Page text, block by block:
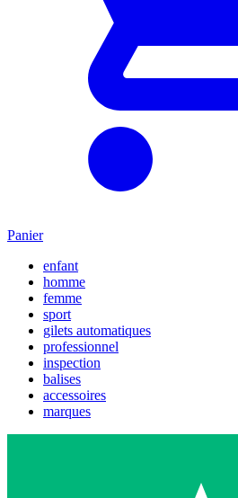
Panier
enfant
homme
femme
sport
gilets automatiques
professionnel
inspection
balises
accessoires
marques